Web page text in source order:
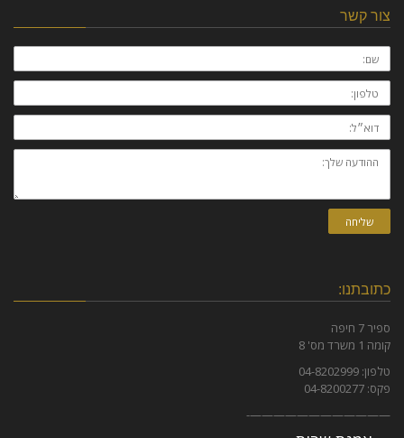
צור קשר
שם:
טלפון:
דוא״ל:
ההודעה
שלך:
שליחה
כתובתנו:
ספיר 7 חיפה
קומה 1 משרד מס' 8
טלפון: 04-8202999
פקס: 04-8200277
————————————-